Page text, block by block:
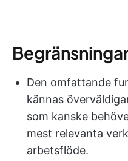
Den omfattande
kännas
som kanske
mest relevanta
arbetsflöde.